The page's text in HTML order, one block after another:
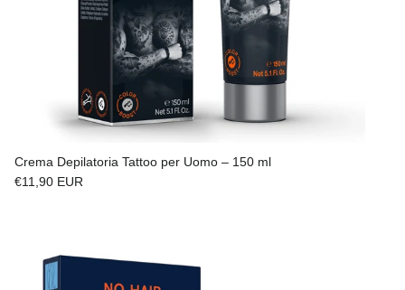
Crema Depilatoria Tattoo per Uomo – 150 ml
Prezzo normale
€11,90 EUR